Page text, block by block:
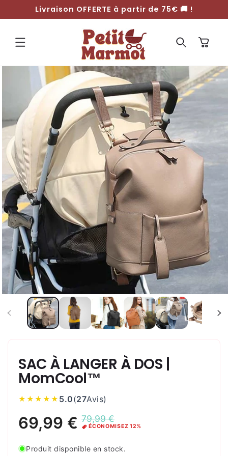
AU
Livraison OFFERTE à partir de 75€ 🚚 !
Panier
PASSER AUX
INFORMATIONS
SAC À LANGER À DOS |
MomCool™
★★★★★ 5.0(27Avis)
Produit disponible en stock.